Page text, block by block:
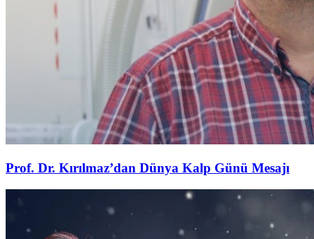
Prof. Dr. Kırılmaz’dan Dünya Kalp Günü Mesajı